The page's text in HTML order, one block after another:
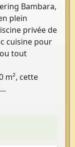
Bambara,
plein
privée de
cuisine pour
tout
m², cette